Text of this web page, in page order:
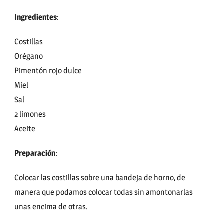
Ingredientes:
Costillas
Orégano
Pimentón rojo dulce
Miel
Sal
2 limones
Aceite
Preparación:
Colocar las costillas sobre una bandeja de horno, de
manera que podamos colocar todas sin amontonarlas
unas encima de otras.